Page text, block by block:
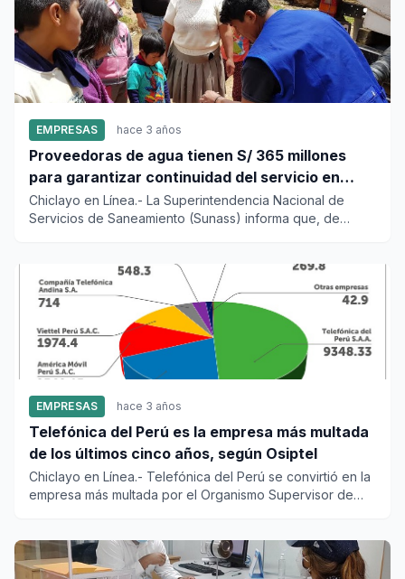
EMPRESAS hace 3 años
Proveedoras de agua tienen S/ 365 millones
para garantizar continuidad del servicio en
zonas afectadas por lluvias
Chiclayo en Línea.- La Superintendencia Nacional de
Servicios de Saneamiento (Sunass) informa que, de
EMPRESAS hace 3 años
Telefónica del Perú es la empresa más multada
de los últimos cinco años, según Osiptel
Chiclayo en Línea.- Telefónica del Perú se convirtió en la
empresa más multada por el Organismo Supervisor de